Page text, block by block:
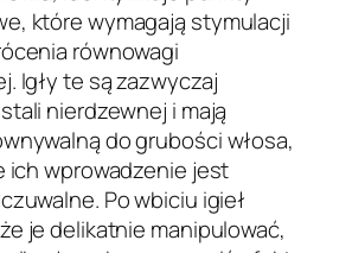
które wymagają stymulacji
równowagi
Igły te są zazwyczaj
nierdzewnej i mają
do grubości włosa,
ich wprowadzenie jest
Po wbiciu igieł
je delikatnie manipulować,